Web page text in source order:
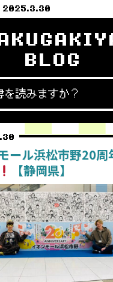
2025.3.30
BLOG
を読みますか？
ール浜松市野20周
【静岡県】